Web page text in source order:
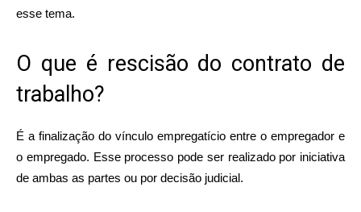
esse tema.
O que é rescisão do contrato de
trabalho?
É a finalização do vínculo empregatício entre o empregador e
o empregado. Esse processo pode ser realizado por iniciativa
de ambas as partes ou por decisão judicial.